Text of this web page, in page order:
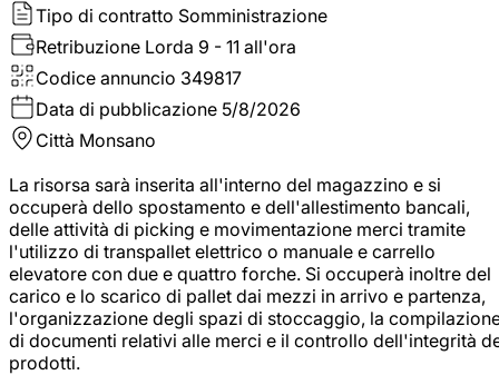
Tipo di contratto Somministrazione
Retribuzione Lorda 9 - 11 all'ora
Codice annuncio 349817
Data di pubblicazione 5/8/2026
Città Monsano
La risorsa sarà inserita all'interno del magazzino e si
occuperà dello spostamento e dell'allestimento bancali,
delle attività di picking e movimentazione merci tramite
l'utilizzo di transpallet elettrico o manuale e carrello
elevatore con due e quattro forche. Si occuperà inoltre del
carico e lo scarico di pallet dai mezzi in arrivo e partenza,
l'organizzazione degli spazi di stoccaggio, la
di documenti relativi alle merci e il controllo dell'integrità
prodotti.